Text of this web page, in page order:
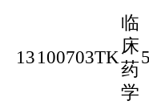
13 100703TK
临
床
药
学
5